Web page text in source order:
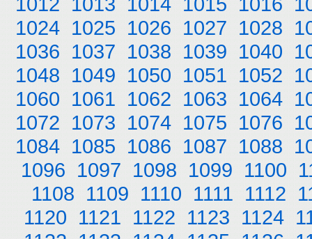
1024 1025 1026 1027 1028
1036 1037 1038 1039 1040
1048 1049 1050 1051 1052
1060 1061 1062 1063 1064
1072 1073 1074 1075 1076
1084 1085 1086 1087 1088
1096 1097 1098 1099 1100
1108 1109 1110 1111 1112
1120 1121 1122 1123 1124